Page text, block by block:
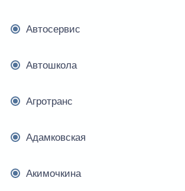
Автосервис
Автошкола
Агротранс
Адамковская
Акимочкина